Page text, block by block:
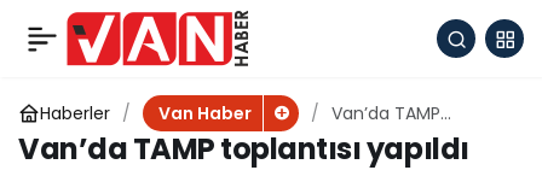
Haberler Van Haber
Van’da TAMP
toplantısı yapıldı
Van’da TAMP toplantısı yapıldı
Van’da 40 Bin fidan
toprakla buluştu
Paylaş